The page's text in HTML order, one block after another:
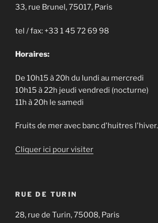
33, rue Brunel, 75017, Paris
tel / fax: +33 1 45 72 69 98
Horaires:
De 10h15 à 20h du lundi au mercredi
10h15 à 22h jeudi vendredi (nocturne)
11h à 20h le samedi
Fruits de mer avec banc d'huitres l'hiver.
Cliquer ici pour visiter
RUE DE TURIN
28, rue de Turin, 75008, Paris